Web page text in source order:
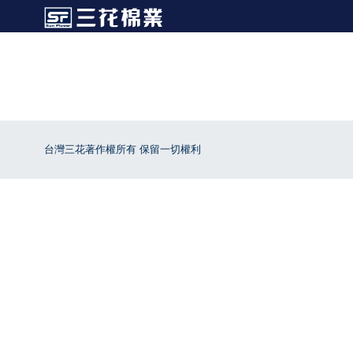
台灣三花著作權所有 保留一切權利